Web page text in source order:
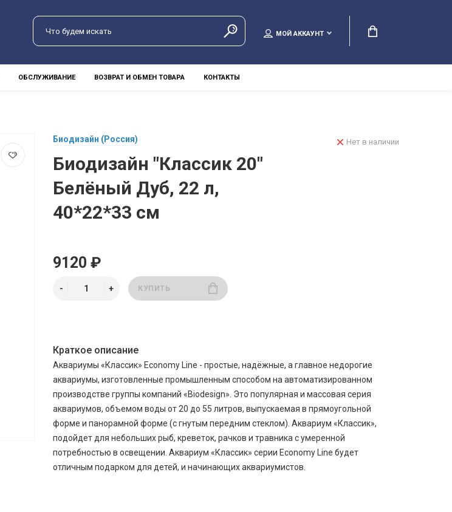
МОЙ АККАУНТ
ОБСЛУЖИВАНИЕ ВОЗВРАТ И ОБМЕН ТОВАРА КОНТАКТЫ
Биодизайн (Россия)
Биодизайн "Классик 20"
Белёный Дуб, 22 л,
40*22*33 см
Нет в наличии
9120 ₽
КУПИТЬ
Краткое описание
Аквариумы «Классик» Economy Line - простые, надёжные, а главное недорогие
аквариумы, изготовленные промышленным способом на автоматизированном
производстве группы компаний «Biodesign». Это популярная и массовая серия
аквариумов, объемом воды от 20 до 55 литров, выпускаемая в прямоугольной
форме и панорамной форме (с гнутым передним стеклом). Аквариум «Классик»,
подойдет для небольших рыб, креветок, рачков и травника с умеренной
потребностью в освещении. Аквариум «Классик» серии Economy Line будет
отличным подарком для детей, и начинающих аквариумистов.